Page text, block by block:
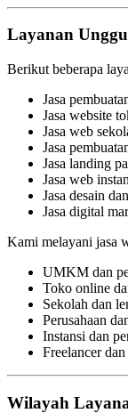
Layanan
Berikut beberapa
Jasa
Jasa website
Jasa web
Jasa
Jasa landing
Jasa web
Jasa desain
Jasa digital
Kami melayani jasa
UMKM dan
Toko online
Sekolah dan
Perusahaan
Instansi dan
Freelancer
Wilayah